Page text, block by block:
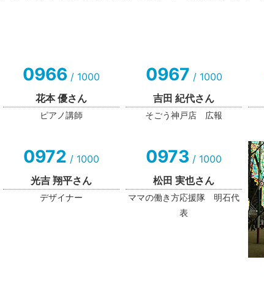
0966 / 1000
花本 優さん
ピアノ講師
0967 / 1000
吉田 紀代さん
そごう神戸店 広報
0972 / 1000
光吉 翔平さん
デザイナー
0973 / 1000
松田 実也さん
ママの働き方応援隊 明石代
表